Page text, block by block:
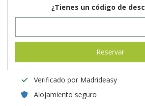
¿Tienes un código de
Reservar
Verificado por Madrideasy
Alojamiento seguro